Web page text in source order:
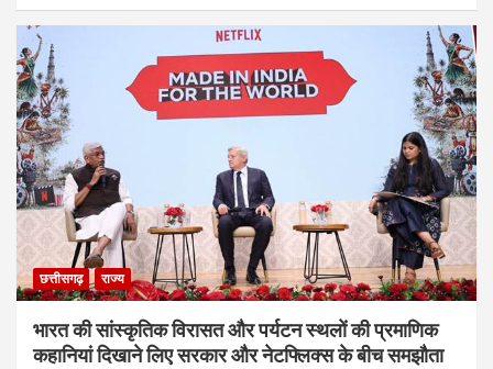
छत्तीसगढ़ राज्य
भारत की सांस्कृतिक विरासत और पर्यटन स्थलों की प्रमाणिक
कहानियां दिखाने लिए सरकार और नेटफ्लिक्स के बीच समझौता